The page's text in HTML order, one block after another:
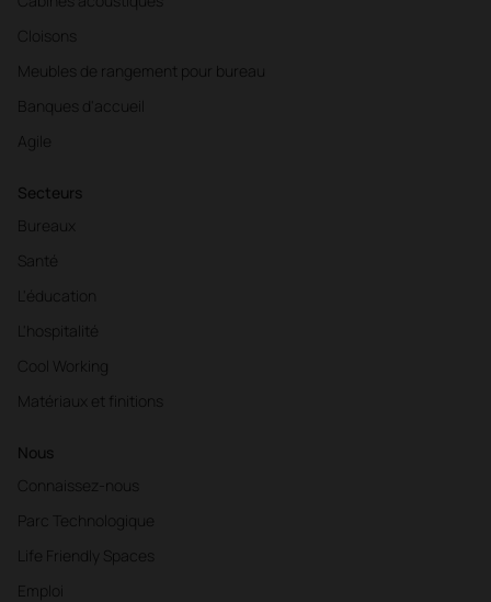
Cloisons
Meubles de rangement pour bureau
Banques d'accueil
Agile
Secteurs
Bureaux
Santé
L'éducation
L'hospitalité
Cool Working
Matériaux et finitions
Nous
Connaissez-nous
Parc Technologique
Life Friendly Spaces
Emploi